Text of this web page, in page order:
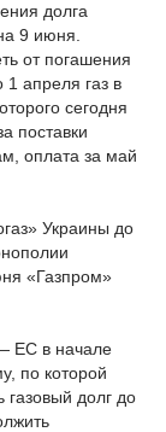
долга
9 июня.
от погашения
апреля газ в
сегодня
поставки
оплата за май
Украины до
«Газпром»
ЕС в начале
по которой
газовый долг до